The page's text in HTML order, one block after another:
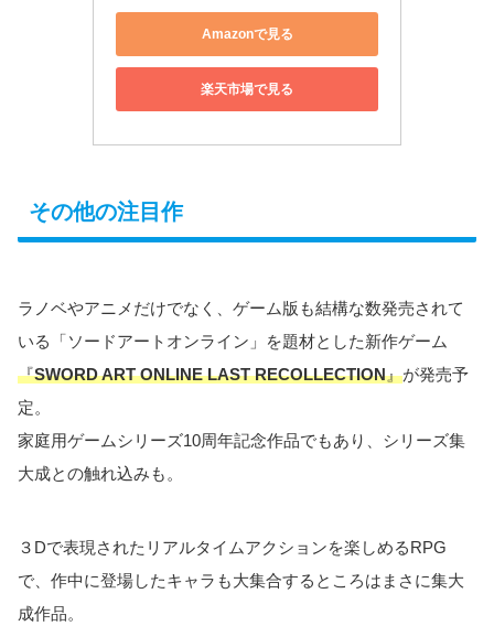
Amazonで見る
楽天市場で見る
その他の注目作
ラノベやアニメだけでなく、ゲーム版も結構な数発売されて
いる「ソードアートオンライン」を題材とした新作ゲーム
『SWORD ART ONLINE LAST RECOLLECTION』が発売予
定。
家庭用ゲームシリーズ10周年記念作品でもあり、シリーズ集
大成との触れ込みも。
３Dで表現されたリアルタイムアクションを楽しめるRPG
で、作中に登場したキャラも大集合するところはまさに集大
成作品。